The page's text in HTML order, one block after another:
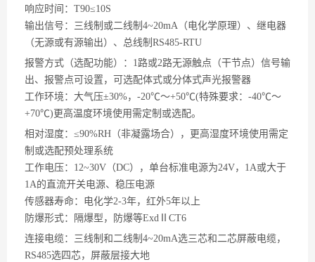
响应时间： T90≤10S
输出信号：三线制或二线制 4~20mA（电化学原理）、继电器
（无源或有源输出）、总线制RS485-RTU
报警方式（选配功能）： 1路或2路无源触点（干节点）信号输
出、报警点可设置，可选配体式或分体式声光报警器
工作环境：大气压±30%，-20℃～+50℃(特殊要求：-40℃～
+70℃)更高温度环境使用需定制或选配。
相对湿度： ≤90%RH（非凝露场合），更高湿度环境使用需定
制或选配预处理系统
工作电压： 12~30V（DC），单台标准电源为24V，1A或大于
1A的直流开关电源、稳压电源
传感器寿命：电化学2-3年，红外5年以上
防爆形式：隔爆型，防爆等ExdⅡCT6
连接电缆：三线制和二线制 4~20mA选三芯和二芯屏蔽电缆，
RS485选四芯，屏蔽层接大地